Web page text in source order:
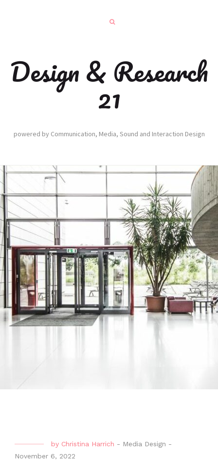
Design & Research
21
powered by Communication, Media, Sound and Interaction Design
by Christina Harrich - Media Design -
November 6, 2022